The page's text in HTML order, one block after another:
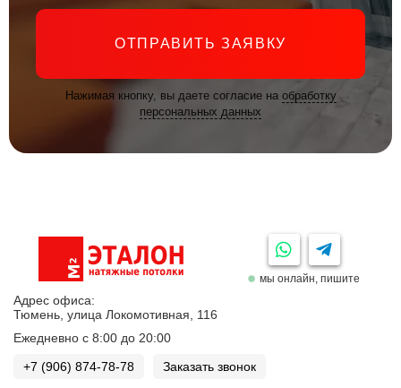
ОТПРАВИТЬ ЗАЯВКУ
Нажимая кнопку, вы даете согласие на обработку
персональных данных
мы онлайн, пишите
Адрес офиса:
Тюмень, улица Локомотивная, 116
Ежедневно с 8:00 до 20:00
+7 (906) 874-78-78
Заказать звонок